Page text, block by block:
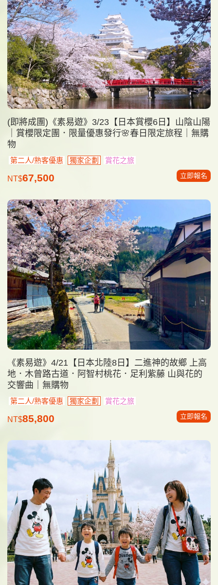
(即將成團)《素易遊》3/23【日本賞櫻6日】山陰山陽
｜賞櫻限定團．限量優惠發行🌸春日限定旅程｜無購
物
第二人/熟客優惠 獨家企劃 賞花之旅
NT$67,500 立即報名
《素易遊》4/21【日本北陸8日】二進神的故鄉 上高
地．木曾路古道．阿智村桃花．足利紫藤 山與花的
交響曲｜無購物
第二人/熟客優惠 獨家企劃 賞花之旅
NT$85,800 立即報名